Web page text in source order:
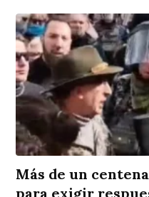
Más de un
para exigir